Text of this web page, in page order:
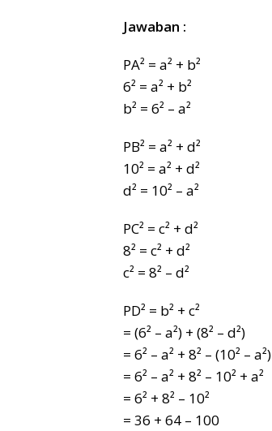
Jawaban :
PA² = a² + b²
6² = a² + b²
b² = 6² – a²
PB² = a² + d²
10² = a² + d²
d² = 10² – a²
PC² = c² + d²
8² = c² + d²
c² = 8² – d²
PD² = b² + c²
= (6² – a²) + (8² – d²)
= 6² – a² + 8² – (10² – a²)
= 6² – a² + 8² – 10² + a²
= 6² + 8² – 10²
= 36 + 64 – 100